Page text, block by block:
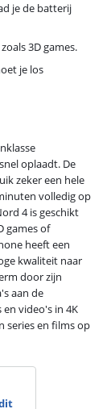
je de batterij
3D games.
je los
oplaadt. De
zeker een hele
volledig op
4 is geschikt
games of
heeft een
kwaliteit naar
door zijn
aan de
video's in 4K
series en films op